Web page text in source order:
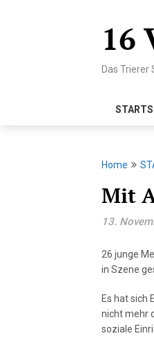
16
Das
Home
Mit
13.
26 junge
in Szene
Es hat sich
nicht mehr
soziale